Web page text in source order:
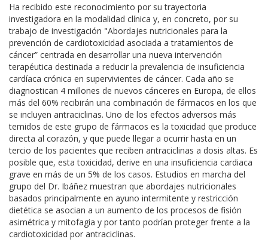
Ha recibido este reconocimiento por su trayectoria
investigadora en la modalidad clínica y, en concreto, por su
trabajo de investigación "Abordajes nutricionales para la
prevención de cardiotoxicidad asociada a tratamientos de
cáncer” centrada en desarrollar una nueva intervención
terapéutica destinada a reducir la prevalencia de insuficiencia
cardíaca crónica en supervivientes de cáncer. Cada año se
diagnostican 4 millones de nuevos cánceres en Europa, de ellos
más del 60% recibirán una combinación de fármacos en los que
se incluyen antraciclinas. Uno de los efectos adversos más
temidos de este grupo de fármacos es la toxicidad que produce
directa al corazón, y que puede llegar a ocurrir hasta en un
tercio de los pacientes que reciben antraciclinas a dosis altas. Es
posible que, esta toxicidad, derive en una insuficiencia cardiaca
grave en más de un 5% de los casos. Estudios en marcha del
grupo del Dr. Ibáñez muestran que abordajes nutricionales
basados principalmente en ayuno intermitente y restricción
dietética se asocian a un aumento de los procesos de fisión
asimétrica y mitofagia y por tanto podrían proteger frente a la
cardiotoxicidad por antraciclinas.